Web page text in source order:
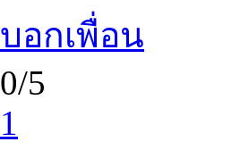
บอกเพื่อน
0/5
1